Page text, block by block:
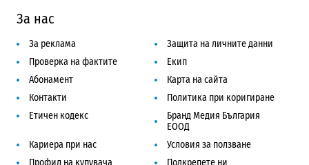
За нас
За реклама
Защита на личните данни
Проверка на фактите
Екип
Абонамент
Карта на сайта
Контакти
Политика при коригиране
Етичен кодекс
Бранд Медия България
ЕООД
Кариера при нас
Условия за ползване